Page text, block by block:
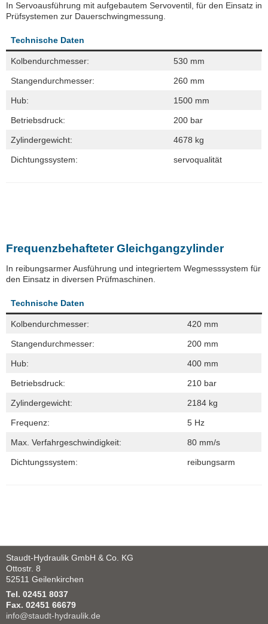
In Servoausführung mit aufgebautem Servoventil, für den Einsatz in
Prüfsystemen zur Dauerschwingmessung.
Technische Daten
Kolbendurchmesser: 530 mm
Stangendurchmesser: 260 mm
Hub: 1500 mm
Betriebsdruck: 200 bar
Zylindergewicht: 4678 kg
Dichtungssystem: servoqualität
Frequenzbehafteter Gleichgangzylinder
In reibungsarmer Ausführung und integriertem Wegmesssystem für
den Einsatz in diversen Prüfmaschinen.
Technische Daten
Kolbendurchmesser: 420 mm
Stangendurchmesser: 200 mm
Hub: 400 mm
Betriebsdruck: 210 bar
Zylindergewicht: 2184 kg
Frequenz: 5 Hz
Max. Verfahrgeschwindigkeit: 80 mm/s
Dichtungssystem: reibungsarm
Staudt-Hydraulik GmbH & Co. KG
Ottostr. 8
52511 Geilenkirchen
Tel. 02451 8037
Fax. 02451 66679
info@staudt-hydraulik.de